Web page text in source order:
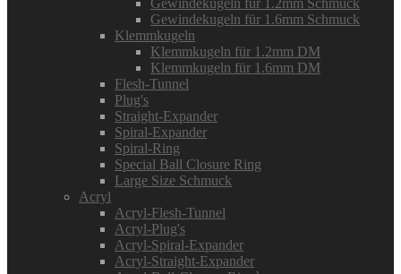
Gewindekugeln für 1.2mm Schmuck
Gewindekugeln für 1.6mm Schmuck
Klemmkugeln
Klemmkugeln für 1.2mm DM
Klemmkugeln für 1.6mm DM
Flesh-Tunnel
Plug's
Straight-Expander
Spiral-Expander
Spiral-Ring
Special Ball Closure Ring
Large Size Schmuck
Acryl
Acryl-Flesh-Tunnel
Acryl-Plug's
Acryl-Spiral-Expander
Acryl-Straight-Expander